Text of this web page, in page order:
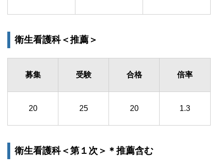
衛生看護科＜推薦＞
募集 受験 合格 倍率
20 25 20 1.3
衛生看護科＜第１次＞＊推薦含む